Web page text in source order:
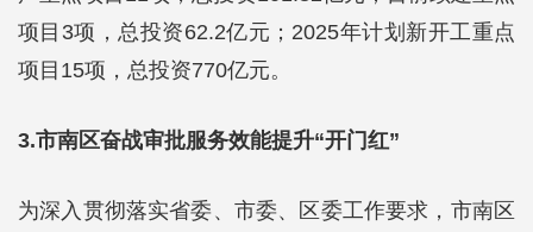
项目3项，总投资62.2亿元；2025年计划新开工重点
项目15项，总投资770亿元。
3.市南区奋战审批服务效能提升“开门红”
为深入贯彻落实省委、市委、区委工作要求，市南区